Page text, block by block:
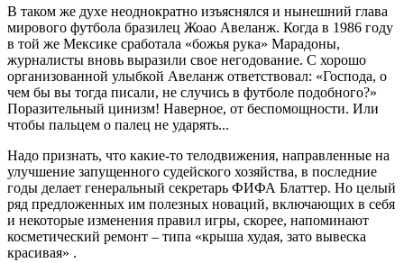
В таком же духе неоднократно изъяснялся и нынешний глава
мирового футбола бразилец Жоао Авеланж. Когда в 1986 году
в той же Мексике сработала «божья рука» Марадоны,
журналисты вновь выразили свое негодование. С хорошо
организованной улыбкой Авеланж ответствовал: «Господа, о
чем бы вы тогда писали, не случись в футболе подобного?»
Поразительный цинизм! Наверное, от беспомощности. Или
чтобы пальцем о палец не ударять...
Надо признать, что какие-то телодвижения, направленные на
улучшение запущенного судейского хозяйства, в последние
годы делает генеральный секретарь ФИФА Блаттер. Но целый
ряд предложенных им полезных новаций, включающих в себя
и некоторые изменения правил игры, скорее, напоминают
косметический ремонт – типа «крыша худая, зато вывеска
красивая» .